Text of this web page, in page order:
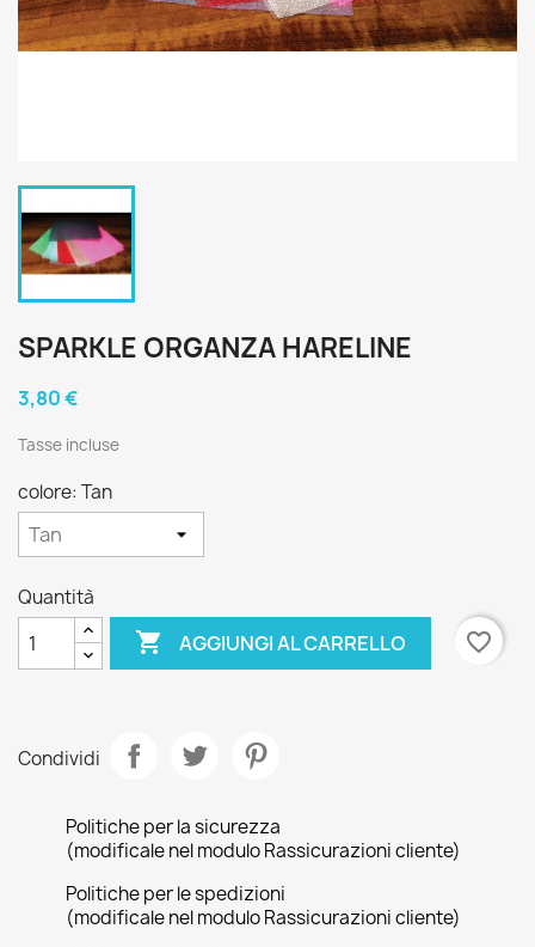
SPARKLE ORGANZA HARELINE
3,80 €
Tasse incluse
colore: Tan
Quantità
 AGGIUNGI AL CARRELLO favorite_border
Condividi
Politiche per la sicurezza
(modificale nel modulo Rassicurazioni cliente)
Politiche per le spedizioni
(modificale nel modulo Rassicurazioni cliente)